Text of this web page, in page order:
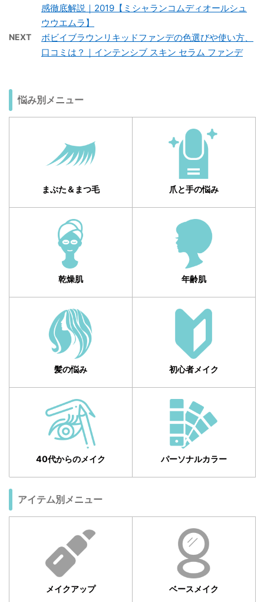
感徹底解説｜2019【ミシャランコムディオールシュ
ウウエムラ】
NEXT
ボビイブラウンリキッドファンデの色選びや使い方、
口コミは？｜インテンシブ スキン セラム ファンデ
悩み別メニュー
まぶた＆まつ毛 爪と手の悩み
乾燥肌 年齢肌
髪の悩み 初心者メイク
40代からのメイク パーソナルカラー
アイテム別メニュー
メイクアップ ベースメイク